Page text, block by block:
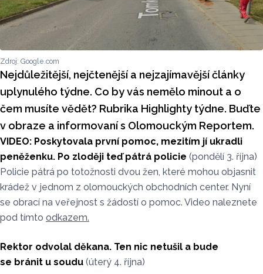
Zdroj: Google.com
Nejdůležitější, nejčtenější a nejzajímavější články
uplynulého týdne. Co by vás nemělo minout a o
čem musíte vědět? Rubrika Highlighty týdne. Buďte
v obraze a informovaní s Olomouckým Reportem.
VIDEO: Poskytovala první pomoc, mezitím jí ukradli
peněženku. Po zloději teď pátrá policie (pondělí 3. října)
Policie pátrá po totožnosti dvou žen, které mohou objasnit
krádež v jednom z olomouckých obchodních center. Nyní
se obrací na veřejnost s žádostí o pomoc. Video naleznete
pod tímto odkazem.
Rektor odvolal děkana. Ten nic netušil a bude
se bránit u soudu (úterý 4. října)